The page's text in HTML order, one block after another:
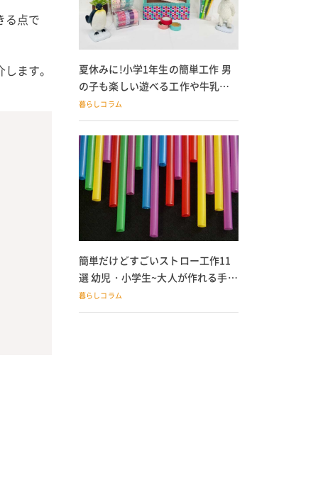
る点で
ます。
夏休みに!小学1年生の簡単工作 男
の子も楽しい遊べる工作や牛乳パ
ック貯金箱も
暮らしコラム
簡単だけどすごいストロー工作11
選 幼児・小学生~大人が作れる手作
りおもちゃ
暮らしコラム